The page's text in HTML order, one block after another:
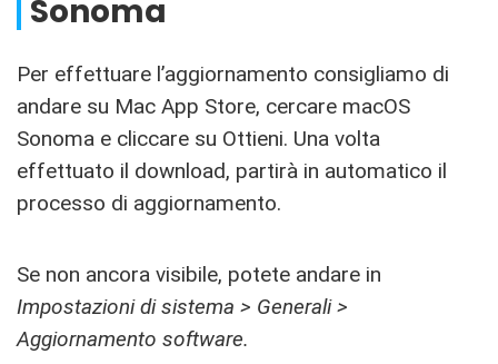
Sonoma
Per effettuare l’aggiornamento consigliamo di
andare su Mac App Store, cercare macOS
Sonoma e cliccare su Ottieni. Una volta
effettuato il download, partirà in automatico il
processo di aggiornamento.
Se non ancora visibile, potete andare in
Impostazioni di sistema > Generali >
Aggiornamento software.